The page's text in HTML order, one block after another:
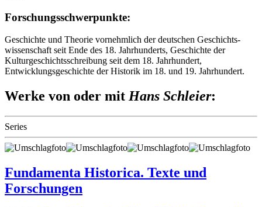
Forschungsschwerpunkte:
Geschichte und Theorie vornehmlich der deutschen Geschichts-
wissenschaft seit Ende des 18. Jahrhunderts, Geschichte der
Kulturgeschichtsschreibung seit dem 18. Jahrhundert,
Entwicklungsgeschichte der Historik im 18. und 19. Jahrhundert.
Werke von oder mit Hans Schleier:
Series
Fundamenta Historica. Texte und
Forschungen